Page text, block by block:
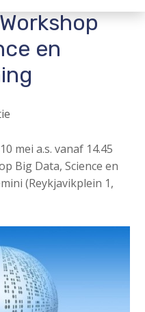
e
d
i
p
en
mei a.s. vanaf 14.45
Big Data, Science en
(Reykjavikplein 1,